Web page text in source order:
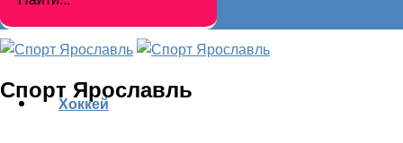
Спорт Ярославль
Хоккей